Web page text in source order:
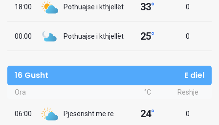
18:00 Pothuajse i kthjellët 33° 0
00:00 Pothuajse i kthjellët 25° 0
16 Gusht E diel
Ora °C Reshje
06:00 Pjesërisht me re 24° 0